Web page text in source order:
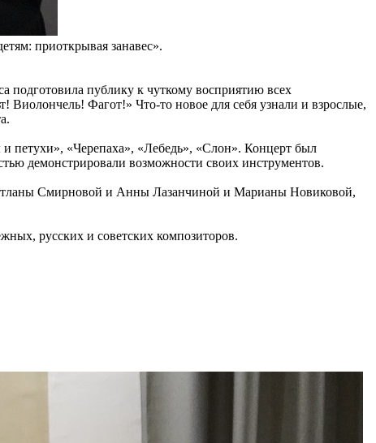
приоткрывая занавес».
подготовила публику к чуткому восприятию всех
Фагот!» Что-то новое для себя узнали и взрослые,
петухи», «Черепаха», «Лебедь», «Слон». Концерт был
демонстрировали возможности своих инструментов.
Смирновой и Анны Лазанчиной и Марианы Новиковой,
русских и советских композиторов.